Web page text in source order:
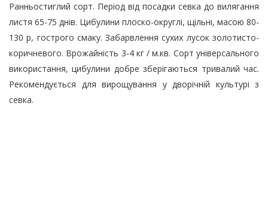
Ранньостиглий сорт. Період від посадки севка до вилягання
листя 65-75 днів. Цибулини плоско-округлі, щільні, масою 80-
130 р, гострого смаку. Забарвлення сухих лусок золотисто-
коричневого. Врожайність 3-4 кг / м.кв. Сорт універсального
використання, цибулини добре зберігаються тривалий час.
Рекомендується для вирощування у дворічній культурі з
севка.